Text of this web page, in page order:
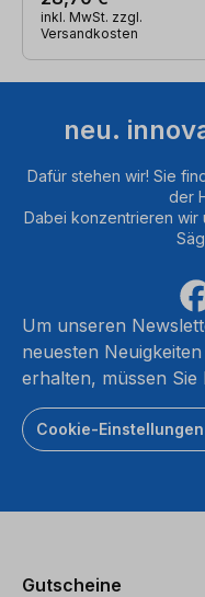
inkl. MwSt. zzgl.
Versandkosten
neu.
Dafür stehen wir! Sie
der
Dabei konzentrieren wir
Um unseren
neuesten
erhalten, müssen
Cookie-
Gutscheine